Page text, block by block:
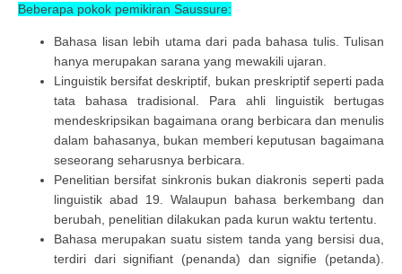
Beberapa pokok pemikiran Saussure:
Bahasa lisan lebih utama dari pada bahasa tulis. Tulisan
hanya merupakan sarana yang mewakili ujaran.
Linguistik bersifat deskriptif, bukan preskriptif seperti pada
tata bahasa tradisional. Para ahli linguistik bertugas
mendeskripsikan bagaimana orang berbicara dan menulis
dalam bahasanya, bukan memberi keputusan bagaimana
seseorang seharusnya berbicara.
Penelitian bersifat sinkronis bukan diakronis seperti pada
linguistik abad 19. Walaupun bahasa berkembang dan
berubah, penelitian dilakukan pada kurun waktu tertentu.
Bahasa merupakan suatu sistem tanda yang bersisi dua,
terdiri dari signifiant (penanda) dan signifie (petanda).